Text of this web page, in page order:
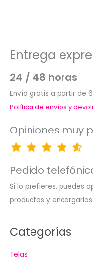
Entrega
24 / 48 horas
Envío gratis a partir de
Política de envíos y
Opiniones muy
Pedido
Si lo prefieres, puedes
productos y encargarlos
Categorías
Telas